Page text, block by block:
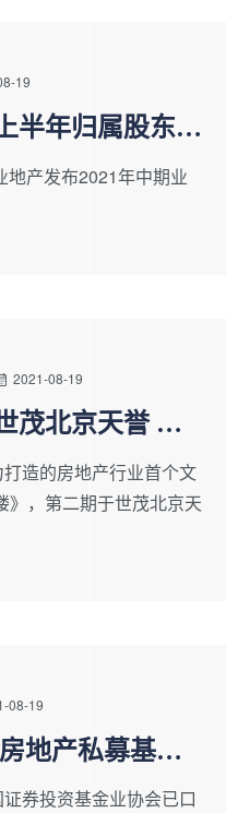
19
半年归属股东净
地产发布2021年中期业
2021-08-19
茂北京天誉 高
造的房地产行业首个文
》，第二期于世茂北京天
08-19
地产私募基金
券投资基金业协会已口